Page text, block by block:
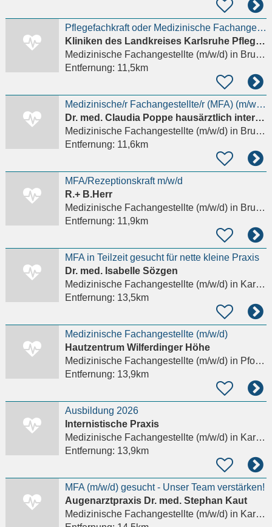
Pflegefachkraft oder Medizinische Fachangestellte (MFA) (m/w/d) für die Innere Funktionsabteilung
Kliniken des Landkreises Karlsruhe Pflegeschule Rechbergklinik Bretten
Medizinische Fachangestellte (m/w/d)in Bruchsal
Entfernung: 11,5km
Medizinische/r Fachangestellte/r (MFA) (m/w/d) Fachbereich Allgemeinm./Innere Medizin/Diabetologie
Dr. med. Claudia Poppe hausärztlich internistische Praxis
Medizinische Fachangestellte (m/w/d)in Bruchsal
Entfernung: 11,6km
MFA/Rezeptionskraft m/w/d
R.+ B.Herr
Medizinische Fachangestellte (m/w/d)in Bruchsal
Entfernung: 11,9km
MFA in Teilzeit gesucht für nette kleine Praxis
Dr. med. Isabelle Sözgen
Medizinische Fachangestellte (m/w/d)in Karlsruhe, Innenstadt-Ost
Entfernung: 13,5km
Medizinische Fachangestellte (m/w/d)
Hautzentrum Wilferdinger Höhe
Medizinische Fachangestellte (m/w/d)in Pforzheim
Entfernung: 13,9km
Ausbildung 2026
Internistische Praxis
Medizinische Fachangestellte (m/w/d)in Karlsruhe
Entfernung: 13,9km
MFA (m/w/d) gesucht - Unser Team verstärken!
Augenarztpraxis Dr. med. Stephan Kaut
Medizinische Fachangestellte (m/w/d)in Karlsruhe, Innenstadt-West